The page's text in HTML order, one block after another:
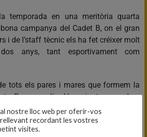
temporada en una meritòria quarta
campanya del Cadet B, on el gran
i de l’staff tècnic els ha fet créixer molt
anys, tant esportivament com
tots els pares i mares que formem la
B masculí. Ha sigut un plaer
en aquest viatge durant aquests dos
nostre lloc web per oferir-vos
rellevant recordant les vostres
visites.